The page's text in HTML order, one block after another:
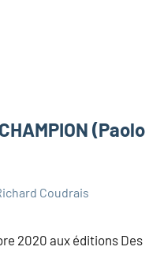
(Paolo
Coudrais
2020 aux éditions Des